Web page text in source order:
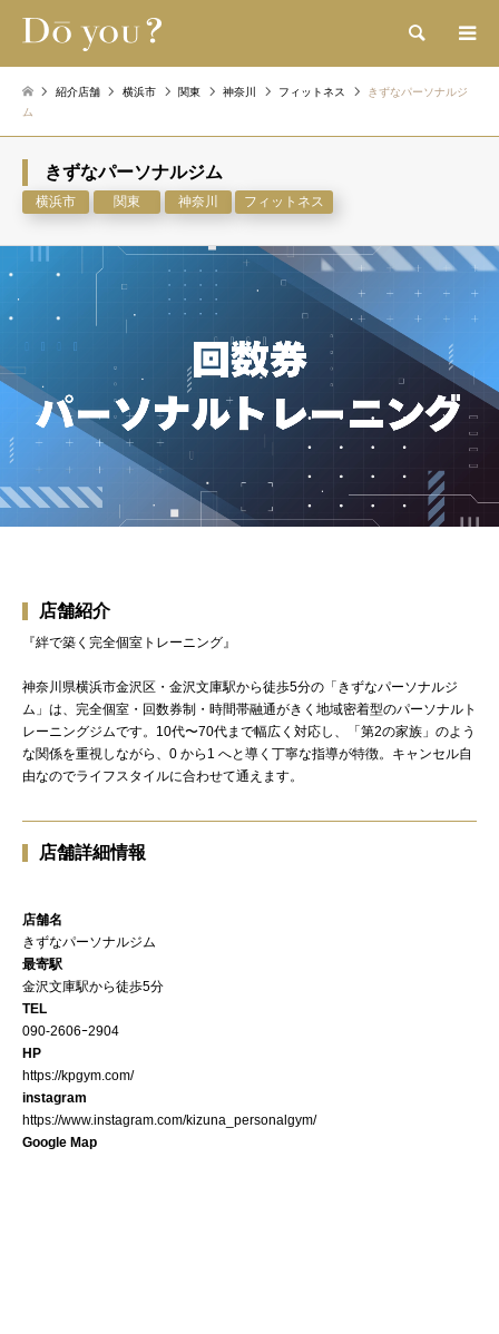
検索
紹介店舗 横浜市 関東 神奈川 フィットネス
きずなパーソナルジ
ム
きずなパーソナルジム
横浜市 関東 神奈川 フィットネス
店舗紹介
『絆で築く完全個室トレーニング』
神奈川県横浜市金沢区・金沢文庫駅から徒歩5分の「きずなパーソナルジ
ム」は、完全個室・回数券制・時間帯融通がきく地域密着型のパーソナルト
レーニングジムです。10代〜70代まで幅広く対応し、「第2の家族」のよう
な関係を重視しながら、0 から1 へと導く丁寧な指導が特徴。キャンセル自
由なのでライフスタイルに合わせて通えます。
店舗詳細情報
店舗名
きずなパーソナルジム
最寄駅
金沢文庫駅から徒歩5分
TEL
090-2606ｰ2904
HP
https://kpgym.com/
instagram
https://www.instagram.com/kizuna_personalgym/
Google Map